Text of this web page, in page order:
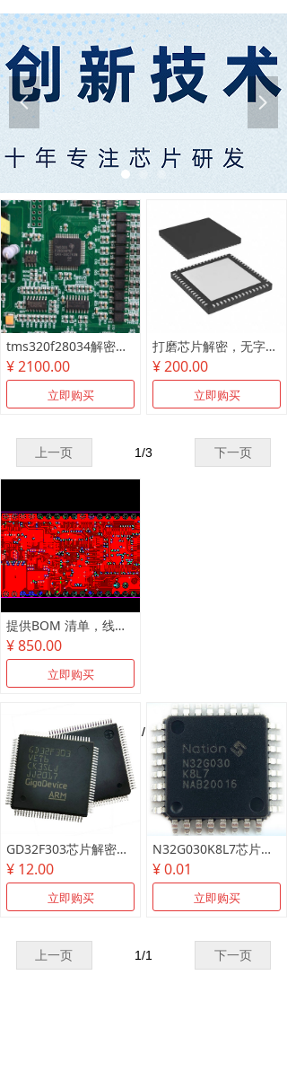
넳 넲
tms320f28034解密尾款
¥ 2100.00
立即购买
打磨芯片解密，无字芯片破解
¥ 200.00
立即购买
上一页 下一页
1/3
提供BOM 清单，线路板抄板，原理图制作
¥ 850.00
立即购买
上一页 下一页
/ 1
GD32F303芯片解密测试样片/可代烧录
¥ 12.00
立即购买
N32G030K8L7芯片解密测试样片
¥ 0.01
立即购买
上一页 下一页
1/1